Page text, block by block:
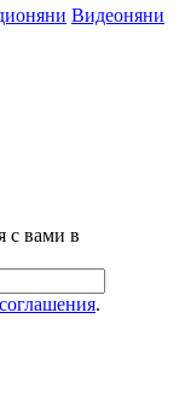
Видеоняни
с вами в
.